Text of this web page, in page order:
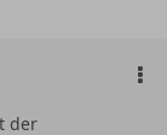
der